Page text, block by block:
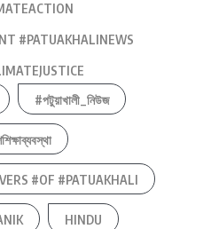
#PATUAKHALINEWS
#পটুয়াখালী_নিউজ
#OF #PATUAKHALI
HINDU